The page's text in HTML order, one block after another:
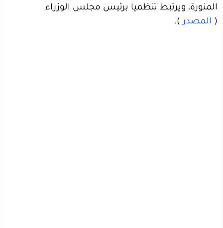
المنورة، ويرتبط تنظميا برئيس مجلس الوزراء
( المصدر ).